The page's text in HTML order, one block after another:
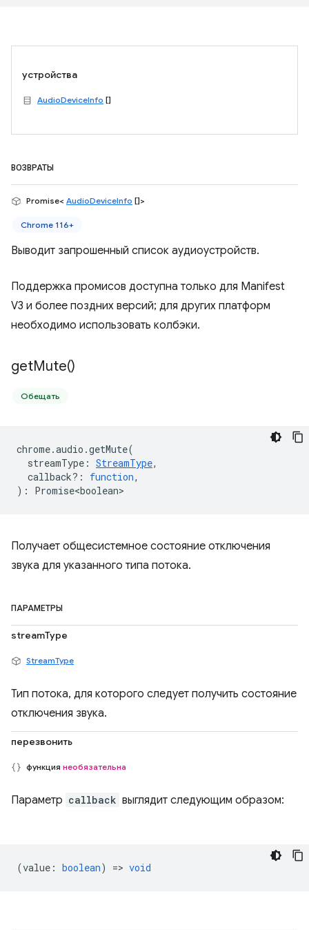
устройства
AudioDeviceInfo []
ВОЗВРАТЫ
Promise< AudioDeviceInfo []>
Chrome 116+
Выводит запрошенный список аудиоустройств.
Поддержка промисов доступна только для Manifest
V3 и более поздних версий; для других платформ
необходимо использовать колбэки.
getMute()
Обещать
chrome.audio .getMute(
streamType : StreamType,
callback? : function,
) : Promise<boolean>
Получает общесистемное состояние отключения
звука для указанного типа потока.
ПАРАМЕТРЫ
streamType
StreamType
Тип потока, для которого следует получить состояние
отключения звука.
перезвонить
функция необязательна
Параметр callback выглядит следующим образом:
(value : boolean) => void